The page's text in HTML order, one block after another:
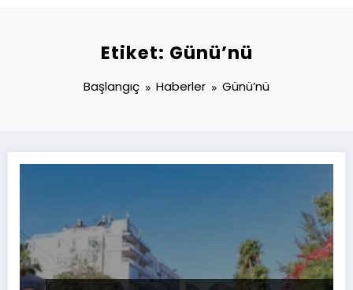
Etiket: Günü’nü
Başlangıç Haberler Günü’nü